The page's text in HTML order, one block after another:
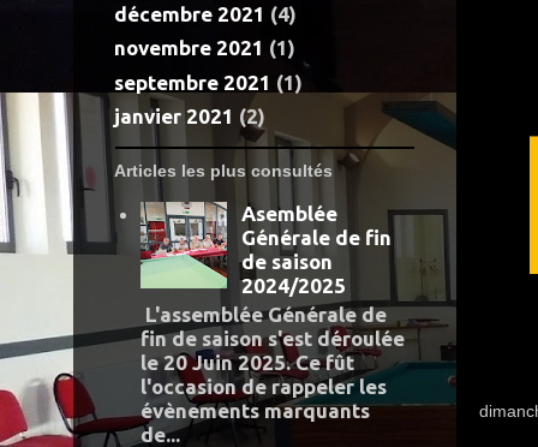
décembre 2021 (4)
novembre 2021 (1)
septembre 2021 (1)
janvier 2021 (2)
Articles les plus consultés
Asemblée
Générale de fin
de saison
2024/2025
L'assemblée Générale de
fin de saison s'est déroulée
le 20 Juin 2025. Ce fût
l'occasion de rappeler les
évènements marquants
de...